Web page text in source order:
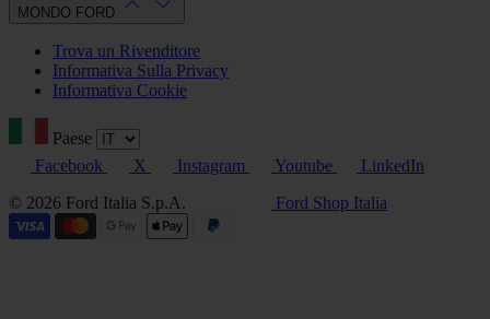
MONDO FORD
Trova un Rivenditore
Informativa Sulla Privacy
Informativa Cookie
Paese
Facebook
X Instagram Youtube
LinkedIn
© 2026 Ford Italia S.p.A.
Ford Shop Italia